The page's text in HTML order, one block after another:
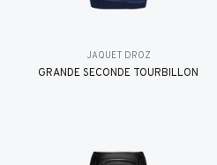
JAQUET DROZ
GRANDE SECONDE TOURBILLON